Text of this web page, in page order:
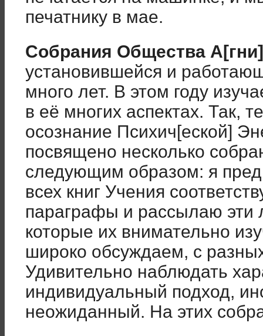
печатнику в мае.
Собрания Общества
установившейся и
много лет. В этом году
в её многих аспектах. Так,
осознание Психич[еской]
посвящено несколько
следующим образом: я
всех книг Учения
параграфы и рассылаю эти
которые их внимательно
широко обсуждаем, с
Удивительно наблюдать
индивидуальный подход,
неожиданный. На этих